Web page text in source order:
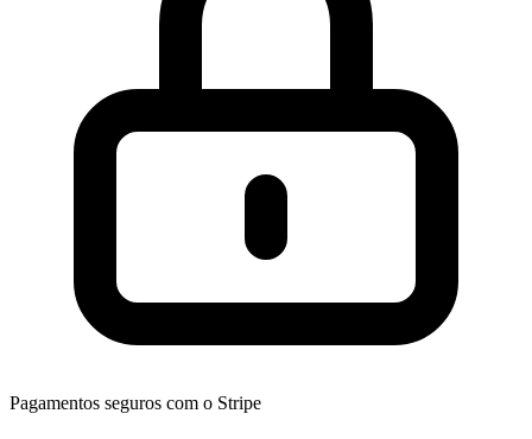
Pagamentos seguros com o Stripe